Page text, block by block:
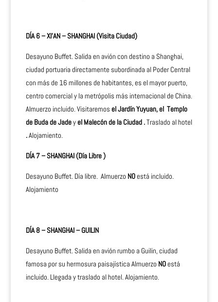
DÍA 6 – XI’AN – SHANGHAI (Visita Ciudad)
Desayuno Buffet. Salida en avión con destino a Shanghai,
ciudad portuaria directamente subordinada al Poder Central
con más de 16 millones de habitantes, es el mayor puerto,
centro comercial y la metrópolis más internacional de China.
Almuerzo incluido. Visitaremos el Jardín Yuyuan, el Templo
de Buda de Jadeyel Malecón de la Ciudad .Traslado al hotel
.Alojamiento.
DÍA 7 – SHANGHAI (Día Libre )
Desayuno Buffet. Día libre. Almuerzo NOestá incluido.
Alojamiento
DÍA 8 – SHANGHAI – GUILIN
Desayuno Buffet. Salida en avión rumbo a Guilin, ciudad
famosa por su hermosura paisajística Almuerzo NOestá
incluido. Llegada y traslado al hotel. Alojamiento.